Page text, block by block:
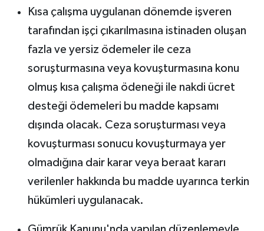
Kısa çalışma uygulanan dönemde işveren
tarafından işçi çıkarılmasına istinaden oluşan
fazla ve yersiz ödemeler ile ceza
soruşturmasına veya kovuşturmasına konu
olmuş kısa çalışma ödeneği ile nakdi ücret
desteği ödemeleri bu madde kapsamı
dışında olacak. Ceza soruşturması veya
kovuşturması sonucu kovuşturmaya yer
olmadığına dair karar veya beraat kararı
verilenler hakkında bu madde uyarınca terkin
hükümleri uygulanacak.